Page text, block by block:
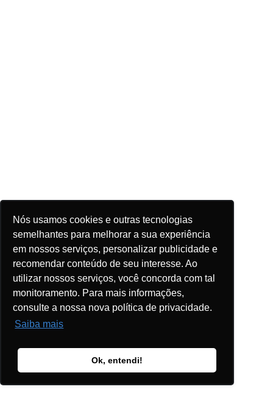
Nós usamos cookies e outras tecnologias
semelhantes para melhorar a sua experiência
em nossos serviços, personalizar publicidade e
recomendar conteúdo de seu interesse. Ao
utilizar nossos serviços, você concorda com tal
monitoramento. Para mais informações,
consulte a nossa nova política de privacidade.
Saiba mais
Ok, entendi!